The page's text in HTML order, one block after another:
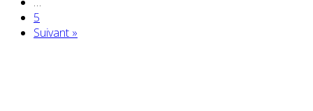
5
Suivant »